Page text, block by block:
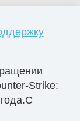
Strike: